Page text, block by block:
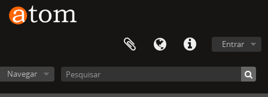
Entrar
Navegar